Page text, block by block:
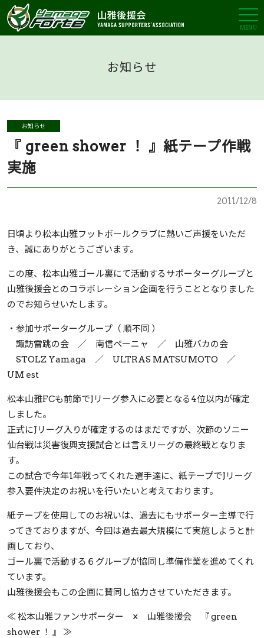
MENU
お知らせ
お知らせ
『 green shower ！ 』紙テープ作戦
実施
2011/12/8
日頃より松本山雅フットボールクラブに熱いご声援をいただ
き、誠にありがとうございます。
この度、松本山雅ゴール裏にて活動するサポーターグループと
山雅後援会とのコラボレーション企画を行うこととなりました
のでお知らせいたします。
・参加サポーターグループ（ 順不同 ）
諏訪雷跳の会 ／ 南信ペーニャ ／ 山雅バカの会
STOLZ Yamaga ／ ULTRAS MATSUMOTO ／
UM est
松本山雅FCも前節でJリーグ参入に必要となる4位以内が確定
しました。
正式にJリーグ入りが確定するのはまだですが、次節のソニー
仙台戦は災害復興支援試合とは言えリーグの最終戦となりま
す。
この試合で今年1年戦ってくれた選手達に、紙テープでJリーグ
参入要件決定のお祝いを行いたいと考えております。
紙テープを使用してのお祝いは、過去にもサポーター主導で行
ってきておりますが、今回は過去最大規模にて実施しようと計
画しており、
ゴール裏で活動する６グループが協同し準備作業を進めてくれ
ています。
山雅後援会もこの企画に賛同し協力させていただきます。
≪ 松本山雅ファンサポーター × 山雅後援会 『 green
shower ！ 』 ≫